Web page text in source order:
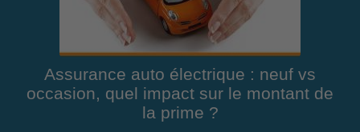
Assurance auto électrique : neuf vs
occasion, quel impact sur le montant de
la prime ?